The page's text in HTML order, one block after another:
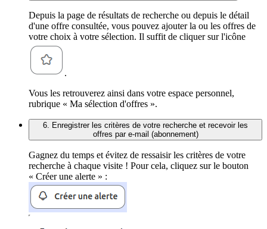
Depuis la page de résultats de recherche ou depuis le détail
d'une offre consultée, vous pouvez ajouter la ou les offres de
votre choix à votre sélection. Il suffit de cliquer sur l'icône
.
Vous les retrouverez ainsi dans votre espace personnel,
rubrique « Ma sélection d'offres ».
6. Enregistrer les critères de votre recherche et recevoir les
offres par e-mail (abonnement)
Gagnez du temps et évitez de ressaisir les critères de votre
recherche à chaque visite ! Pour cela, cliquez sur le bouton
« Créer une alerte » :